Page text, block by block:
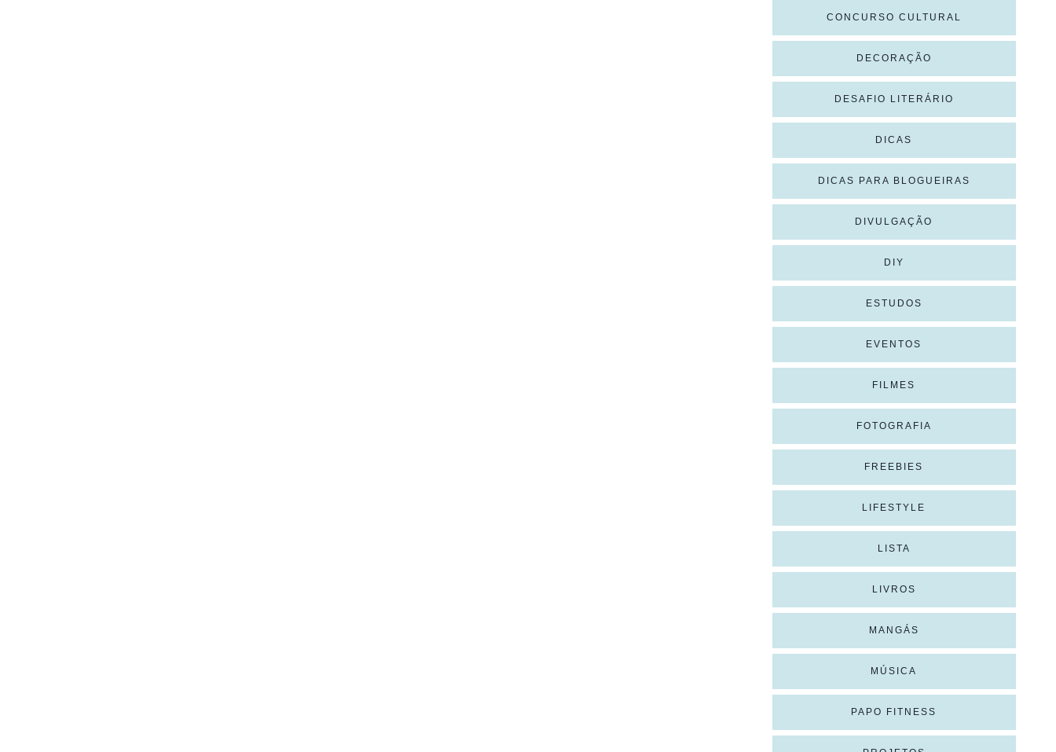
CONCURSO CULTURAL
DECORAÇÃO
DESAFIO LITERÁRIO
DICAS
DICAS PARA BLOGUEIRAS
DIVULGAÇÃO
DIY
ESTUDOS
EVENTOS
FILMES
FOTOGRAFIA
FREEBIES
LIFESTYLE
LISTA
LIVROS
MANGÁS
MÚSICA
PAPO FITNESS